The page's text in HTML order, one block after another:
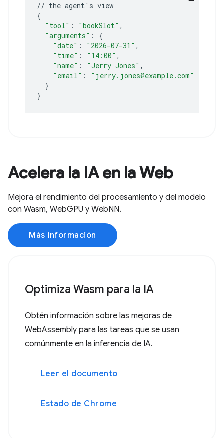
// the agent' s
{
"tool" : "bookSlot"
"arguments" :
{
"date" : "2026-07-31"
"time" : "14:00"
"name" : "Jerry Jones"
"email" :
"jerry.jones@example.com"
}
}
Acelera la IA en la Web
Mejora el rendimiento del procesamiento y del modelo
con Wasm, WebGPU y WebNN.
Más información
Optimiza Wasm para la IA
Obtén información sobre las mejoras de
WebAssembly para las tareas que se usan
comúnmente en la inferencia de IA.
Leer el documento
Estado de Chrome